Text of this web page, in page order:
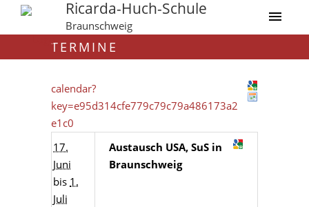
Ricarda-Huch-Schule
Braunschweig
TERMINE
calendar?
key=e95d314cfe779c79c79a486173a2
e1c0
17.
Juni
bis 1.
Juli
Austausch USA, SuS in
Braunschweig